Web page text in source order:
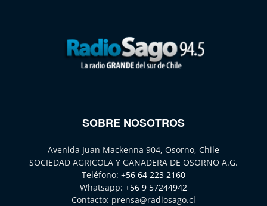
SOBRE NOSOTROS
Avenida Juan Mackenna 904, Osorno, Chile
SOCIEDAD AGRICOLA Y GANADERA DE OSORNO A.G.
Teléfono: +56 64 223 2160
Whatsapp: +56 9 57244942
Contacto: prensa@radiosago.cl